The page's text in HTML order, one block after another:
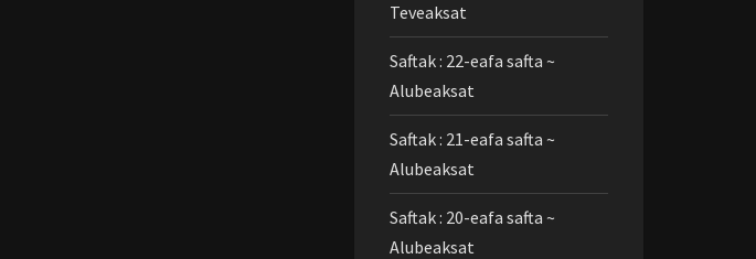
Teveaksat
Saftak : 22-eafa safta ~
Alubeaksat
Saftak : 21-eafa safta ~
Alubeaksat
Saftak : 20-eafa safta ~
Alubeaksat